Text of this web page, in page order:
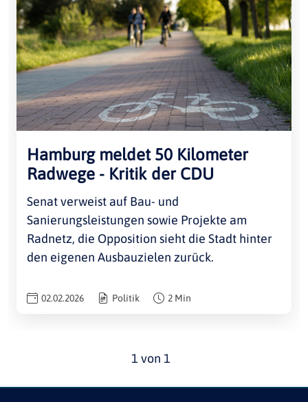
Hamburg meldet 50 Kilometer
Radwege - Kritik der CDU
Senat verweist auf Bau- und
Sanierungsleistungen sowie Projekte am
Radnetz, die Opposition sieht die Stadt hinter
den eigenen Ausbauzielen zurück.
02.02.2026 Politik 2 Min
1 von 1